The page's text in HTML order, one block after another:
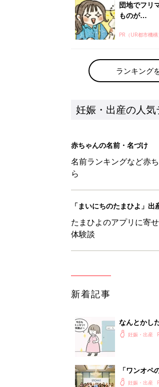
団地でフリ
ものが…
PR（UR都市機構
ランキング
妊娠・出産の人気
赤ちゃんの名前・名づけ
名前ランキングなど赤
ら
「まいにちのたまひよ」出
たまひよのアプリに寄
体験談
新着記事
なんとかし
妊娠・出産
「ワンオ
会に登場。
妊娠・出産